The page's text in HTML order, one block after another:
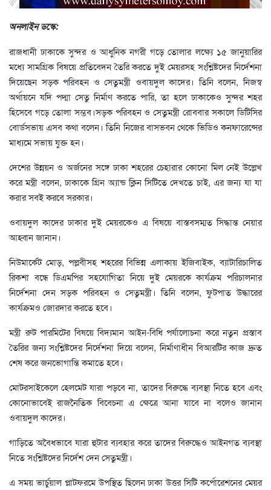
অনলাইন ডস্কে:
রাজধানী ঢাকাকে সুন্দর ও আধুনিক নগরী গড়ে তোলার লক্ষ্যে ১৫ জানুয়ারির
মধ্যে সামগ্রিক বিষয়ে প্রতিবেদন তৈরি করতে দুই মেয়রসহ সংশ্লিষ্টদের নির্দেশনা
দিয়েছেন সড়ক পরিবহন ও সেতুমন্ত্রী ওবায়দুল কাদের। তিনি বলেন, নিজস্ব
অর্থায়নে যদি পদ্মা সেতু নির্মাণ করতে পারি, তা হলে ঢাকাকেও সুন্দর শহর
হিসেবে গড়ে তোলা সম্ভব।সড়ক পরিবহন ও সেতুমন্ত্রী রোববার সকালে ডিটিসির
বোর্ডসভায় এসব কথা বলেন। তিনি নিজের বাসভবন থেকে ভিডিও কনফারেন্সের
মাধ্যমে সভায় যুক্ত হন।
দেশের উন্নয়ন ও অর্জনের সঙ্গে ঢাকা শহরের চেহারার কোনো মিল নেই উল্লেখ
করে মন্ত্রী বলেন, ঢাকাকে গ্রিন অ্যান্ড ক্লিন সিটিতে দেখতে চাই, এর জন্য যা যা
করার সবই করবে সরকার।
ওবায়দুল কাদের ঢাকার দুই মেয়রকেও এ বিষয়ে বাস্তবসম্মত সিদ্ধান্ত নেয়ার
আহ্বান জানান।
নিউমার্কেট মোড়, পল্লবীসহ শহরের বিভিন্ন এলাকায় ইজিবাইক, ব্যাটারিচালিত
রিকশা বন্ধে ডিএমপির সহযোগিতা নিয়ে দুই মেয়রকে কার্যক্রম পরিচালনার
নির্দেশনা দেন সড়ক পরিবহন ও সেতুমন্ত্রী। তিনি বলেন, ফুটপাত উদ্ধারের
কার্যক্রমও জোরদার করতে হবে।
মন্ত্রী রুট পারমিটের বিষয়ে বিদ্যমান আইন-বিধি পর্যালোচনা করে নতুন প্রস্তাব
তৈরির জন্য সংশ্লিষ্টদের নির্দেশনা দিয়ে বলেন, নির্মাণাধীন বিআরটির কাজ দ্রুত
শেষ করে জনভোগান্তি কমাতে হবে।
মোটরসাইকেলে হেলমেট যারা পড়বে না, তাদের বিরুদ্ধে ব্যবস্থা নিতে হবে এবং
কোনোভাবেই রাজনৈতিক বিবেচনা এ ক্ষেত্রে আনা যাবে না বলেও জানান
ওবায়দুল কাদের।
গাড়িতে অবৈধভাবে যারা হুটার ব্যবহার করে তাদের বিরুদ্ধেও আইনগত ব্যবস্থা
নিতে সংশ্লিষ্টদের নির্দেশ দেন সেতুমন্ত্রী।
এ সময় ভার্চুয়াল প্লাটফরমে উপস্থিত ছিলেন ঢাকা উত্তর সিটি কর্পোরেশনের মেয়র